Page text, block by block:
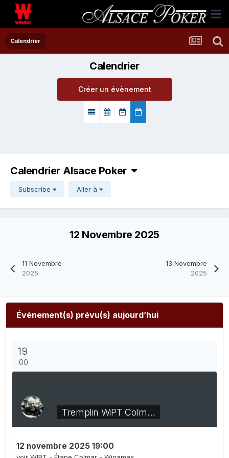
Calendrier
Calendrier
Créer un évènement
Calendrier Alsace Poker
Subscribe Aller à
11 Novembre
2025
12 Novembre 2025
13 Novembre
2025
Évènement(s) prévu(s) aujourd’hui
19
:00
Tremplin WiPT Colm…
12 novembre 2025 19:00